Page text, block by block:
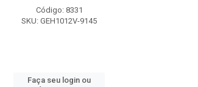
Código: 8331
SKU: GEH1012V-9145
Faça seu login ou